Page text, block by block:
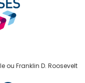
ou Franklin D. Roosevelt